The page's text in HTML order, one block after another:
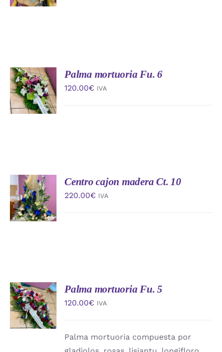
DETALLES
AÑADIR
AL
CARRITO
/
DETALLES
Palma mortuoria Fu. 6
120.00€ IVA
AÑADIR
AL
CARRITO
/
DETALLES
Centro cajon madera Ct. 10
220.00€ IVA
AÑADIR
AL
CARRITO
/
DETALLES
Palma mortuoria Fu. 5
120.00€ IVA
Palma mortuoria compuesta por